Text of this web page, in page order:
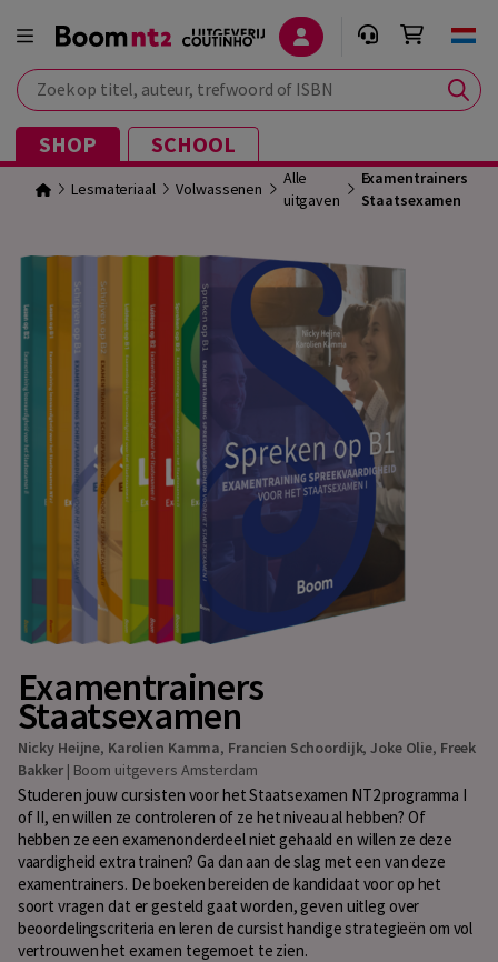
Zoek op titel, auteur, trefwoord of ISBN
SHOP SCHOOL
Lesmateriaal Volwassenen
Alle
uitgaven
Examentrainers
Staatsexamen
Examentrainers
Staatsexamen
Nicky Heijne, Karolien Kamma, Francien Schoordijk,Joke Olie, Freek
Bakker| Boom uitgevers Amsterdam
Studeren jouw cursisten voor het Staatsexamen NT2 programma I
of II, en willen ze controleren of ze het niveau al hebben? Of
hebben ze een examenonderdeel niet gehaald en willen ze deze
vaardigheid extra trainen? Ga dan aan de slag met een van deze
examentrainers. De boeken bereiden de kandidaat voor op het
soort vragen dat er gesteld gaat worden, geven uitleg over
beoordelingscriteria en leren de cursist handige strategieën om vol
vertrouwen het examen tegemoet te zien.